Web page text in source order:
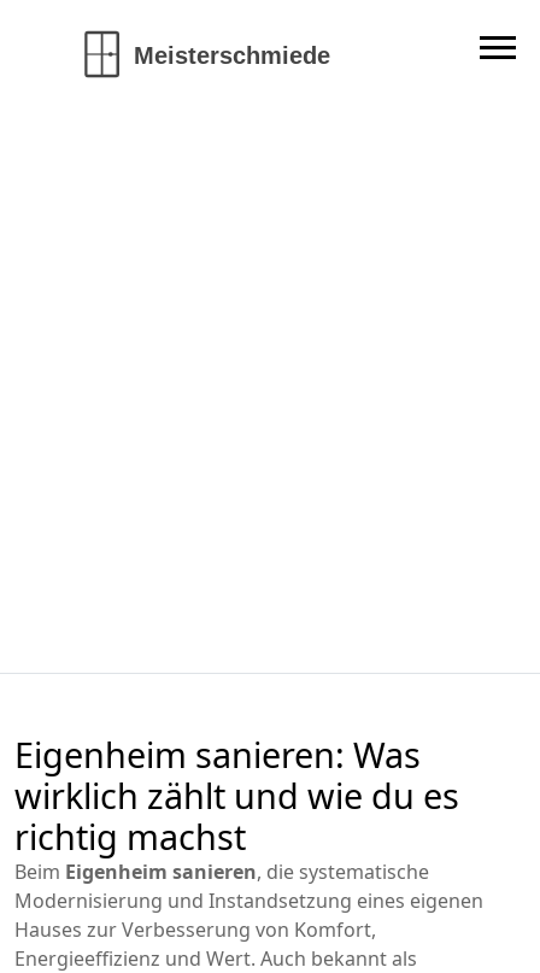
Eigenheim sanieren: Was
wirklich zählt und wie du es
richtig machst
Beim Eigenheim sanieren, die systematische
Modernisierung und Instandsetzung eines eigenen
Hauses zur Verbesserung von Komfort,
Energieeffizienz und Wert. Auch bekannt als